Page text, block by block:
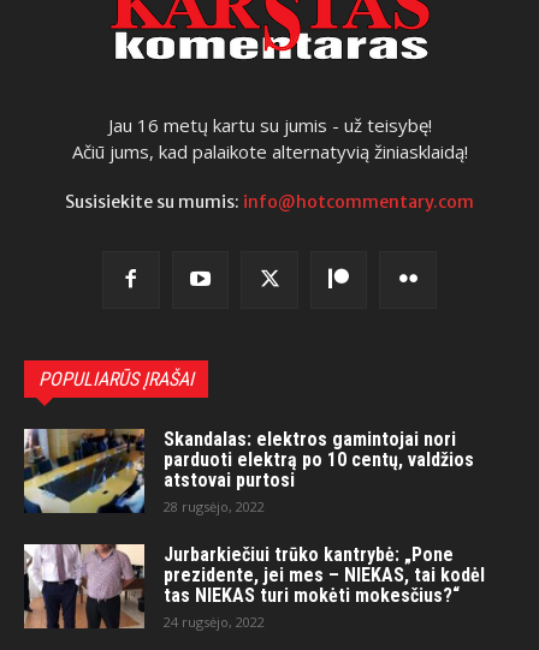
Jau 16 metų kartu su jumis - už teisybę!
Ačiū jums, kad palaikote alternatyvią žiniasklaidą!
Susisiekite su mumis: info@hotcommentary.com
POPULIARŪS ĮRAŠAI
Skandalas: elektros gamintojai nori
parduoti elektrą po 10 centų, valdžios
atstovai purtosi
28 rugsėjo, 2022
Jurbarkiečiui trūko kantrybė: „Pone
prezidente, jei mes – NIEKAS, tai kodėl
tas NIEKAS turi mokėti mokesčius?“
24 rugsėjo, 2022